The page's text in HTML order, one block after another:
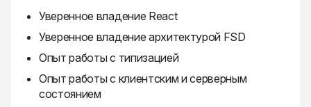
Уверенное владение React
Уверенное владение архитектурой FSD
Опыт работы с типизацией
Опыт работы с клиентским и серверным
состоянием